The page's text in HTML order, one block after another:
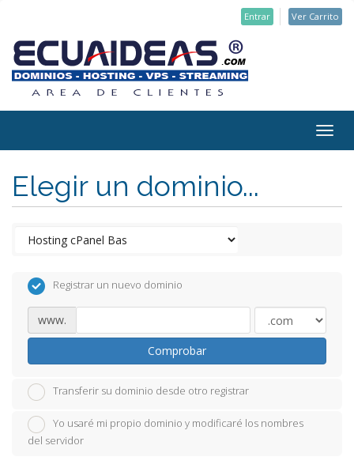
Entrar Ver Carrito
Elegir un dominio...
Registrar un nuevo dominio
www.
Comprobar
Transferir su dominio desde otro registrar
Yo usaré mi propio dominio y modificaré los nombres
del servidor